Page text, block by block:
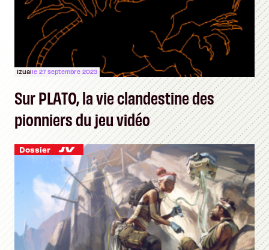
Izualle 27 septembre 2023
Sur PLATO, la vie clandestine des
pionniers du jeu vidéo
Dossier